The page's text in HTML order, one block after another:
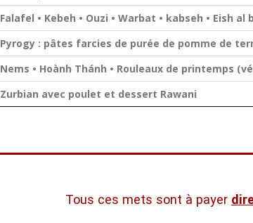
Falafel • Kebeh • Ouzi • Warbat • kabseh • Eish al
Pyrogy : pâtes farcies de purée de pomme de
Nems • Hoành Thánh • Rouleaux de printemps
Zurbian avec poulet et dessert Rawani
Tous ces mets sont à payer